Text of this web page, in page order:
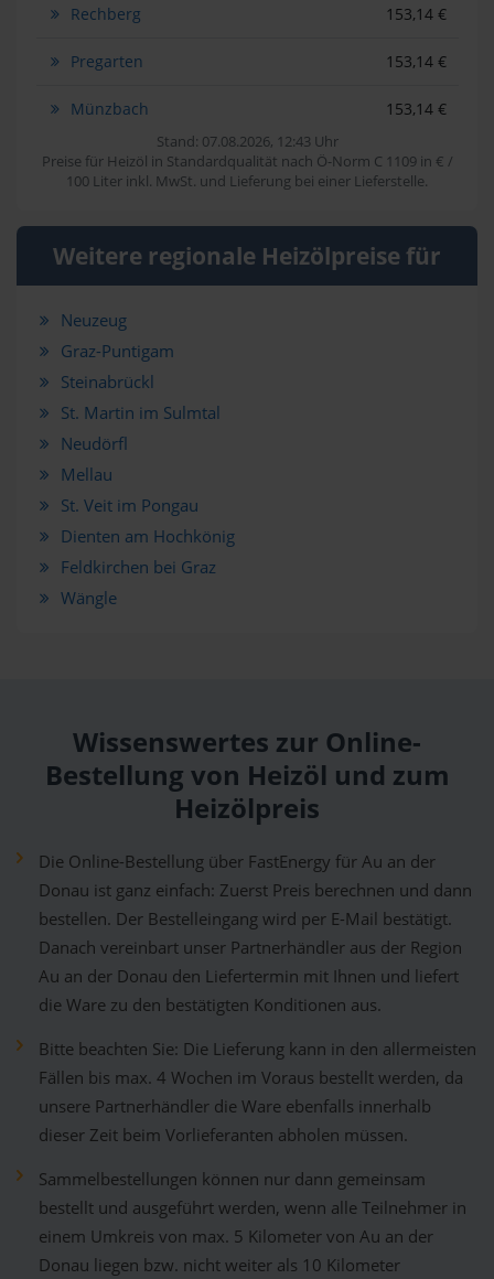
Rechberg 153,14 €
Pregarten 153,14 €
Münzbach 153,14 €
Stand: 07.08.2026, 12:43 Uhr
Preise für Heizöl in Standardqualität nach Ö-Norm C 1109 in € /
100 Liter inkl. MwSt. und Lieferung bei einer Lieferstelle.
Weitere regionale Heizölpreise für
Neuzeug
Graz-Puntigam
Steinabrückl
St. Martin im Sulmtal
Neudörfl
Mellau
St. Veit im Pongau
Dienten am Hochkönig
Feldkirchen bei Graz
Wängle
Wissenswertes zur Online-
Bestellung von Heizöl und zum
Heizölpreis
Die Online-Bestellung über FastEnergy für Au an der
Donau ist ganz einfach: Zuerst Preis berechnen und dann
bestellen. Der Bestelleingang wird per E-Mail bestätigt.
Danach vereinbart unser Partnerhändler aus der Region
Au an der Donau den Liefertermin mit Ihnen und liefert
die Ware zu den bestätigten Konditionen aus.
Bitte beachten Sie: Die Lieferung kann in den allermeisten
Fällen bis max. 4 Wochen im Voraus bestellt werden, da
unsere Partnerhändler die Ware ebenfalls innerhalb
dieser Zeit beim Vorlieferanten abholen müssen.
Sammelbestellungen können nur dann gemeinsam
bestellt und ausgeführt werden, wenn alle Teilnehmer in
einem Umkreis von max. 5 Kilometer von Au an der
Donau liegen bzw. nicht weiter als 10 Kilometer